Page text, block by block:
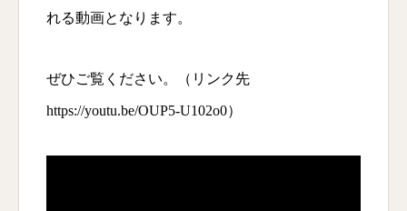
れる動画となります。
ぜひご覧ください。（リンク先
https://youtu.be/OUP5-U102o0）